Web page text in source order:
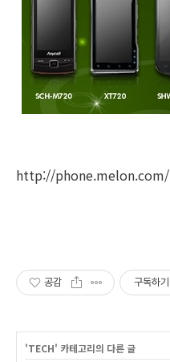
http://phone.melon.com/
공감 구독하기
'TECH' 카테고리의 다른 글